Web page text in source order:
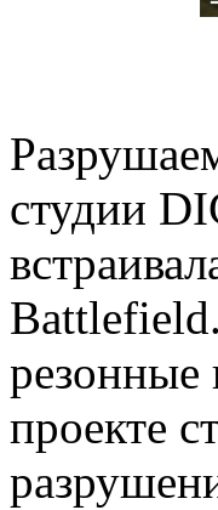
студии
резонные
проекте